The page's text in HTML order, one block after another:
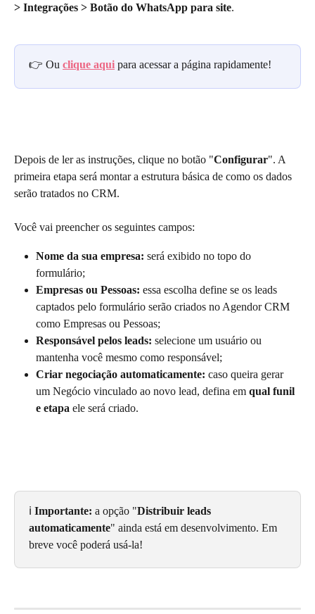
> Integrações > Botão do WhatsApp para site.
👉 Ou clique aqui para acessar a página rapidamente!
Depois de ler as instruções, clique no botão "Configurar". A
primeira etapa será montar a estrutura básica de como os dados
serão tratados no CRM.
Você vai preencher os seguintes campos:
Nome da sua empresa: será exibido no topo do
formulário;
Empresas ou Pessoas: essa escolha define se os leads
captados pelo formulário serão criados no Agendor CRM
como Empresas ou Pessoas;
Responsável pelos leads: selecione um usuário ou
mantenha você mesmo como responsável;
Criar negociação automaticamente: caso queira gerar
um Negócio vinculado ao novo lead, defina em qual funil
e etapa ele será criado.
ℹ️ Importante: a opção "Distribuir leads
automaticamente" ainda está em desenvolvimento. Em
breve você poderá usá-la!